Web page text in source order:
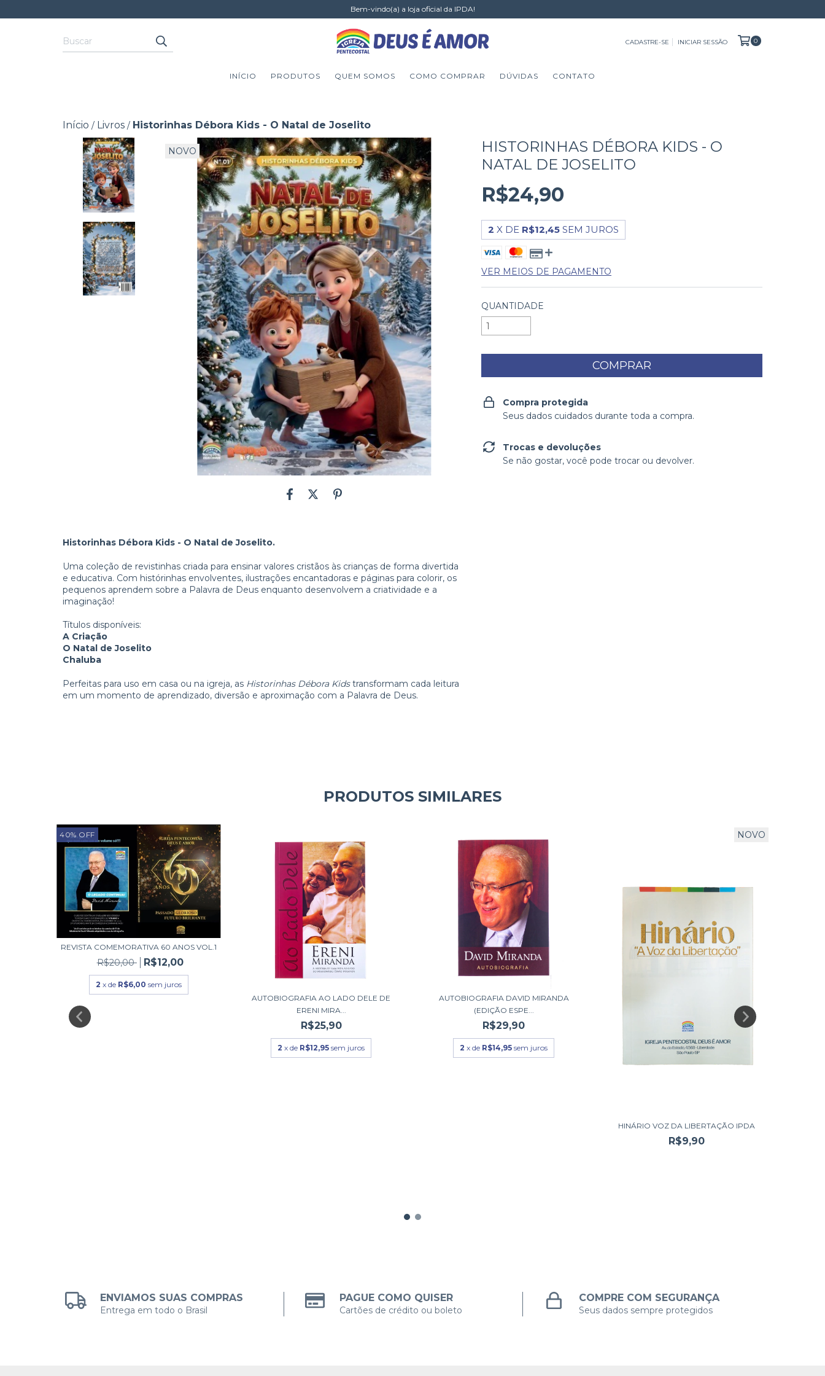
Bem-vindo(a) a loja oficial da IPDA!
CADASTRE-SE INICIAR SESSÃO 0
INÍCIO PRODUTOS QUEM SOMOS COMO COMPRAR DÚVIDAS CONTATO
Início / Livros / Historinhas Débora Kids - O Natal de Joselito
NOVO
Historinhas Débora Kids - O Natal de Joselito.
Uma coleção de revistinhas criada para ensinar valores cristãos às crianças de forma divertida
e educativa. Com histórinhas envolventes, ilustrações encantadoras e páginas para colorir, os
pequenos aprendem sobre a Palavra de Deus enquanto desenvolvem a criatividade e a
imaginação!
Títulos disponíveis:
A Criação
O Natal de Joselito
Chaluba
Perfeitas para uso em casa ou na igreja, as Historinhas Débora Kidstransformam cada leitura
em um momento de aprendizado, diversão e aproximação com a Palavra de Deus.
HISTORINHAS DÉBORA KIDS - O
NATAL DE JOSELITO
R$24,90
2 X DE R$12,45 SEM JUROS
VER MEIOS DE PAGAMENTO
QUANTIDADE
Compra protegida
Seus dados cuidados durante toda a compra.
Trocas e devoluções
Se não gostar, você pode trocar ou devolver.
PRODUTOS SIMILARES
40% OFF
REVISTA COMEMORATIVA 60 ANOS VOL.1
R$20,00 R$12,00
2 x de R$6,00 sem juros
AUTOBIOGRAFIA AO LADO DELE DE
ERENI MIRA...
R$25,90
2 x de R$12,95 sem juros
AUTOBIOGRAFIA DAVID MIRANDA
(EDIÇÃO ESPE...
R$29,90
2 x de R$14,95 sem juros
NOVO
HINÁRIO VOZ DA LIBERTAÇÃO IPDA
R$9,90
ENVIAMOS SUAS COMPRAS
Entrega em todo o Brasil
PAGUE COMO QUISER
Cartões de crédito ou boleto
COMPRE COM SEGURANÇA
Seus dados sempre protegidos